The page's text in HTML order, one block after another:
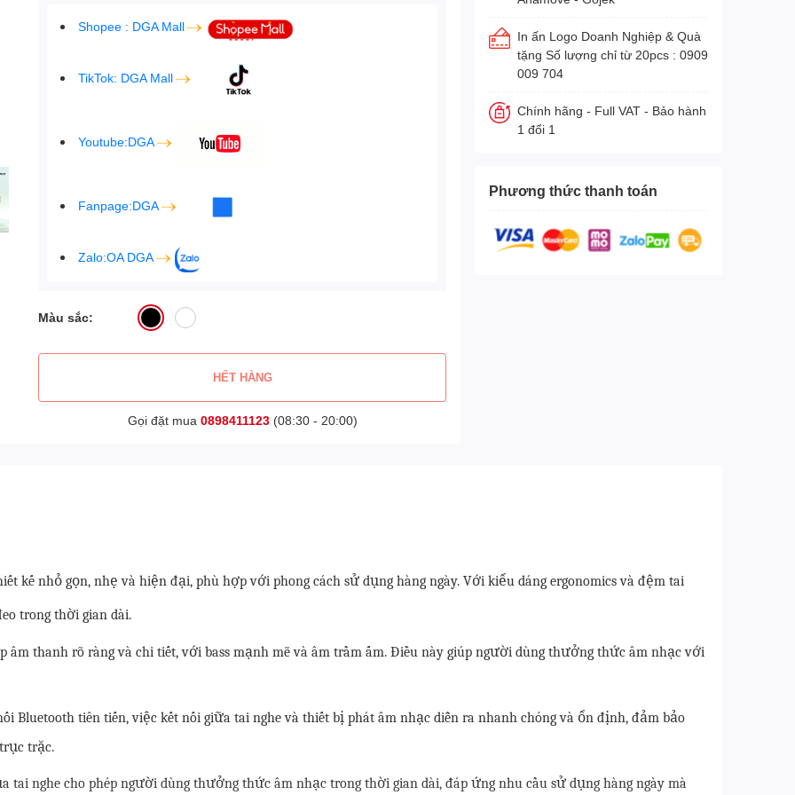
Shopee : DGA Mall
TikTok: DGA Mall
Youtube:DGA
Fanpage:DGA
Zalo:OA DGA
Màu sắc:
HẾT HÀNG
Gọi đặt mua 0898411123(08:30 - 20:00)
In ấn Logo Doanh Nghiệp & Quà
tặng Số lượng chỉ từ 20pcs : 0909
009 704
Chính hãng - Full VAT - Bảo hành
1 đổi 1
Phương thức thanh toán
kế nhỏ gọn, nhẹ và hiện đại, phù hợp với phong cách sử dụng hàng ngày. Với kiểu dáng ergonomics và đệm tai
trong thời gian dài.
âm thanh rõ ràng và chi tiết, với bass mạnh mẽ và âm trầm ấm. Điều này giúp người dùng thưởng thức âm nhạc với
Bluetooth tiên tiến, việc kết nối giữa tai nghe và thiết bị phát âm nhạc diễn ra nhanh chóng và ổn định, đảm bảo
trặc.
tai nghe cho phép người dùng thưởng thức âm nhạc trong thời gian dài, đáp ứng nhu cầu sử dụng hàng ngày mà